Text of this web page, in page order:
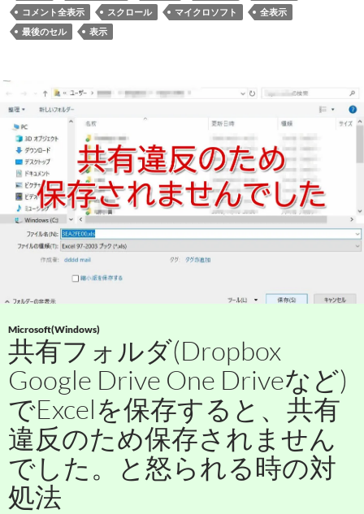
コメント全表示
スクロール マイクロソフト
全表示
最後のセル
表示
Microsoft(Windows)
共有フォルダ(Dropbox
Google Drive One Driveなど)
でExcelを保存すると、共有
違反のため保存されません
でした。と怒られる時の対
処法